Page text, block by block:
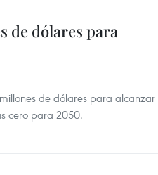
de dólares para
de dólares para alcanzar
cero para 2050.